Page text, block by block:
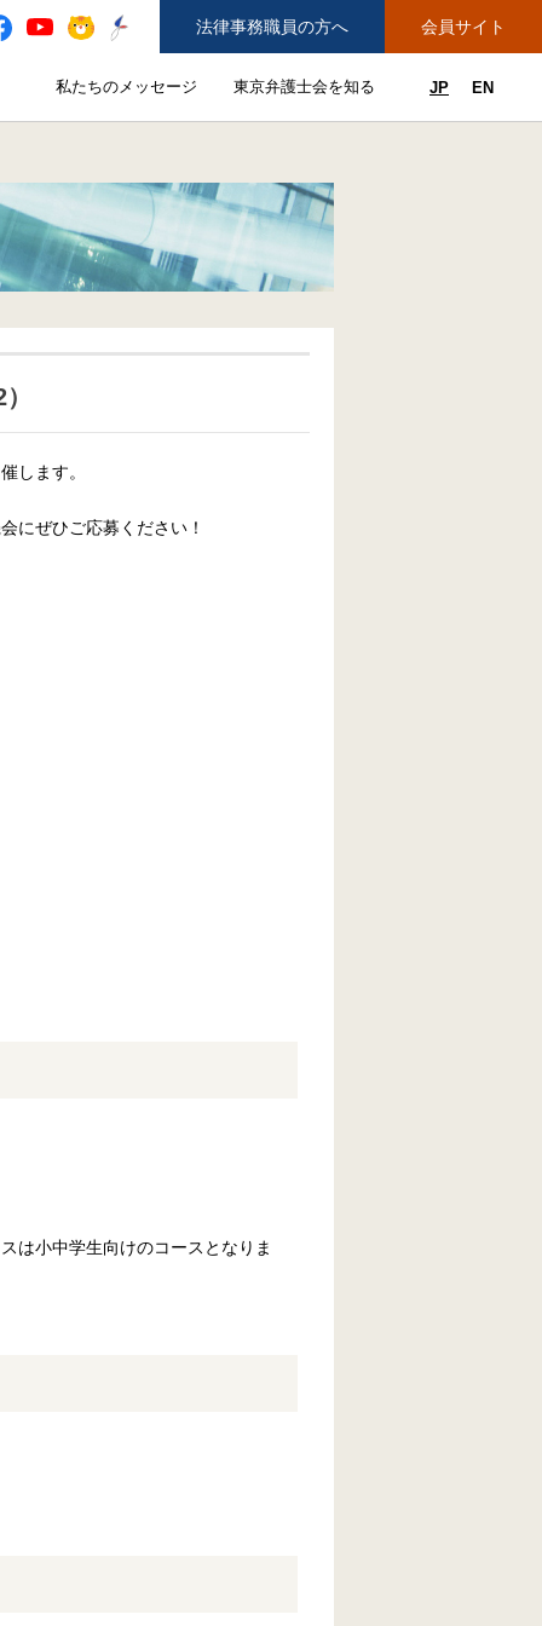
法律事務職員の方へ 会員サイト
ーを開閉
ることのサブメニューを開閉
私たちのメッセージ私たちのメッセージのサブメニューを開閉
東京弁護士会を知る東京弁護士会を知るのサブメニ
JP EN
します。
にぜひご応募ください！
は小中学生向けのコースとなりま